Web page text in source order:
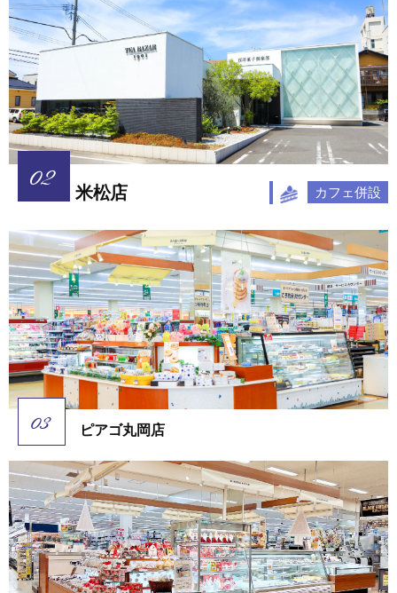
米松店 カフェ併設
ピアゴ丸岡店